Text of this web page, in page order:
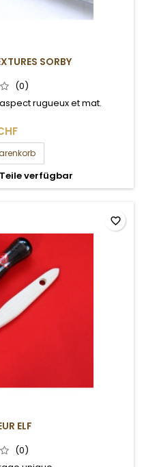
SORBY
(0)
rugueux et mat.
verfügbar
ELF
(0)
favorite_border